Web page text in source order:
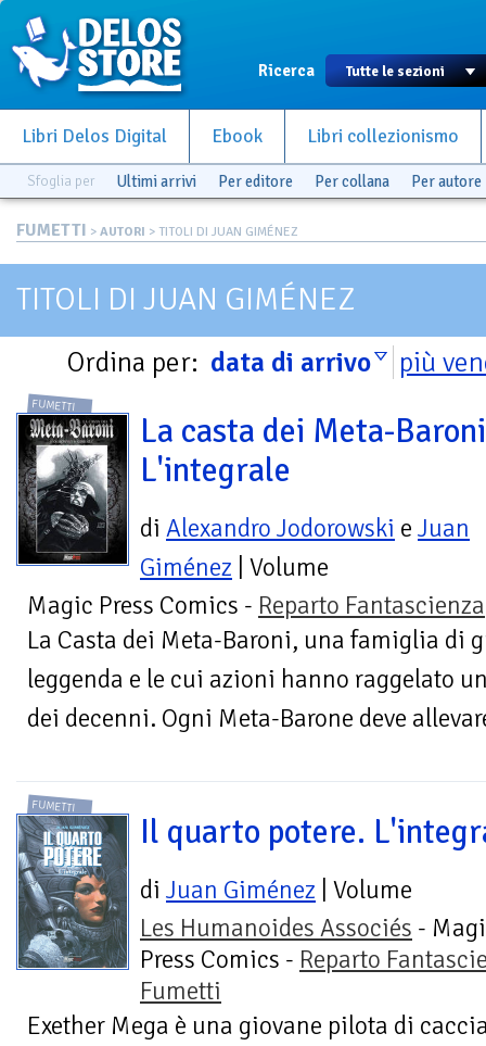
Ricerca
Libri Delos Digital Ebook Libri collezionismo
Sfoglia per Ultimi arrivi Per editore Per collana Per autore
FUMETTI > AUTORI > TITOLI DI JUAN GIMÉNEZ
TITOLI DI JUAN GIMÉNEZ
Ordina per: data di arrivo più
FUMETTI
La casta dei Meta-
L'integrale
di Alexandro Jodorowski e Juan
Giménez | Volume
Magic Press Comics - Reparto Fantascienza
La Casta dei Meta-Baroni, una famiglia di
leggenda e le cui azioni hanno raggelato
dei decenni. Ogni Meta-Barone deve
FUMETTI
Il quarto potere.
di Juan Giménez | Volume
Les Humanoides Associés -
Press Comics - Reparto
Fumetti
Exether Mega è una giovane pilota di